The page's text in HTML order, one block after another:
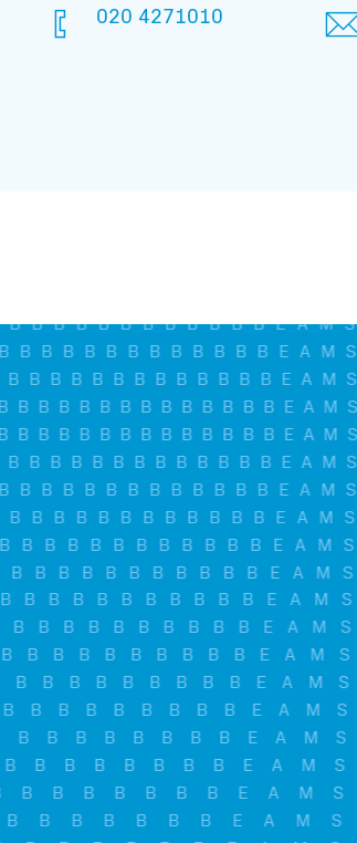
020 4271010